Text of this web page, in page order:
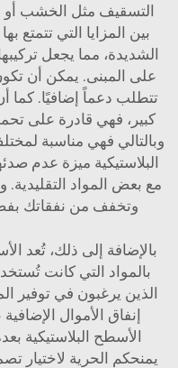
التسقيف مثل الخشب أو
بين المزايا التي تتمتع
الشديدة، مما يجعل
على المبنى. يمكن أن تكون
تتطلب دعماً إضافيًا. كما
كبير، فهي قادرة على تحمل
وبالتالي فهي مناسبة
البلاستيكية ميزة عدم
مع بعض المواد التقليدية.
وتخفف من نفقاتك
بالإضافة إلى ذلك، تُعد
بالمواد التي كانت
الذين يرغبون في توفير
إنفاق الأموال
الأسطح البلاستيكية
يمنحكم الحرية لاختيار